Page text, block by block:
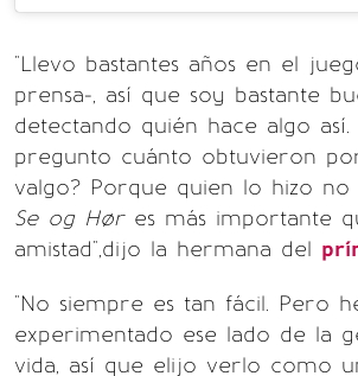
"Llevo bastantes años en el
prensa-, así que soy bastante
detectando quién hace algo
pregunto cuánto obtuvieron
valgo? Porque quien lo hizo no
Se og Høres más importante
amistad",dijo la hermana del
"No siempre es tan fácil. Pero
experimentado ese lado de la
vida, así que elijo verlo como